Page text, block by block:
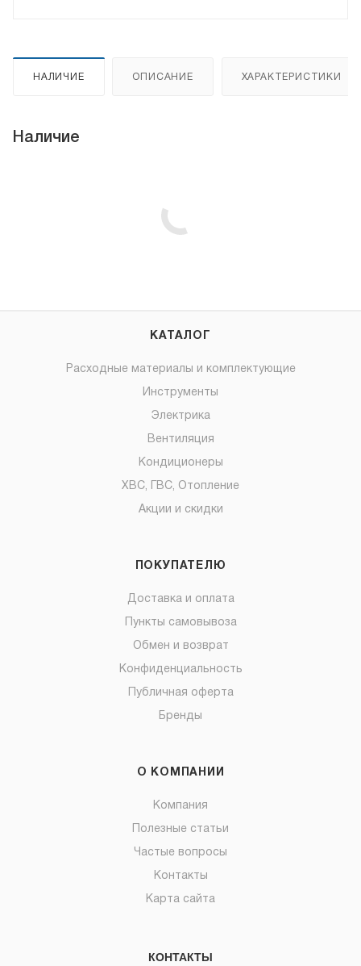
НАЛИЧИЕ ОПИСАНИЕ ХАРАКТЕРИСТИКИ
Наличие
КАТАЛОГ
Расходные материалы и комплектующие
Инструменты
Электрика
Вентиляция
Кондиционеры
ХВС, ГВС, Отопление
Акции и скидки
ПОКУПАТЕЛЮ
Доставка и оплата
Пункты самовывоза
Обмен и возврат
Конфиденциальность
Публичная оферта
Бренды
О КОМПАНИИ
Компания
Полезные статьи
Частые вопросы
Контакты
Карта сайта
КОНТАКТЫ